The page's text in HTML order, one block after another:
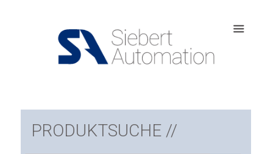
PRODUKTSUCHE //